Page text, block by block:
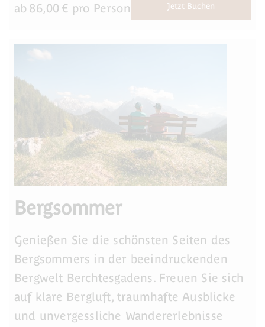
ab 86,00 € pro Person Jetzt Buchen
Bergsommer
Genießen Sie die schönsten Seiten des
Bergsommers in der beeindruckenden
Bergwelt Berchtesgadens. Freuen Sie sich
auf klare Bergluft, traumhafte Ausblicke
und unvergessliche Wandererlebnisse